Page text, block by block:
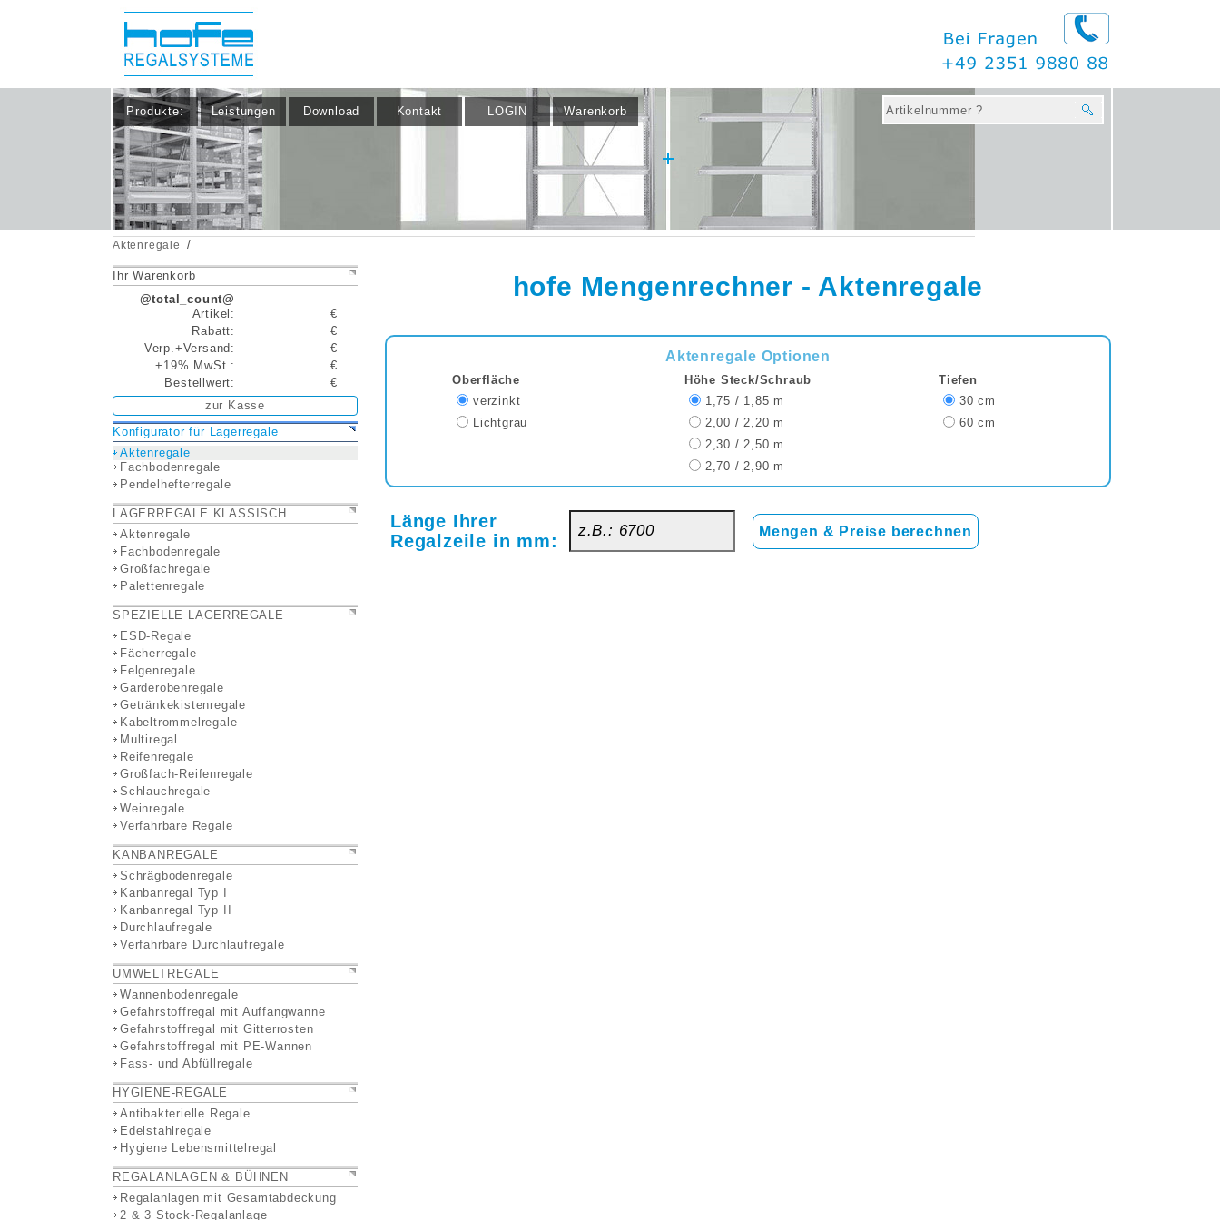
Produkte: Leistungen Download Kontakt LOGIN Warenkorb
Aktenregale /
Ihr Warenkorb
@total_count@
Artikel:
€
Rabatt:
€
Verp.+Versand:
€
+19% MwSt.:
€
Bestellwert:
€
zur Kasse
Konfigurator für Lagerregale
Aktenregale
Fachbodenregale
Pendelhefterregale
LAGERREGALE KLASSISCH
Aktenregale
Fachbodenregale
Großfachregale
Palettenregale
SPEZIELLE LAGERREGALE
ESD-Regale
Fächerregale
Felgenregale
Garderobenregale
Getränkekistenregale
Kabeltrommelregale
Multiregal
Reifenregale
Großfach-Reifenregale
Schlauchregale
Weinregale
Verfahrbare Regale
KANBANREGALE
Schrägbodenregale
Kanbanregal Typ I
Kanbanregal Typ II
Durchlaufregale
Verfahrbare Durchlaufregale
UMWELTREGALE
Wannenbodenregale
Gefahrstoffregal mit Auffangwanne
Gefahrstoffregal mit Gitterrosten
Gefahrstoffregal mit PE-Wannen
Fass- und Abfüllregale
HYGIENE-REGALE
Antibakterielle Regale
Edelstahlregale
Hygiene Lebensmittelregal
REGALANLAGEN & BÜHNEN
Regalanlagen mit Gesamtabdeckung
2 & 3 Stock-Regalanlage
hofe Mengenrechner - Aktenregale
Aktenregale Optionen
Oberfläche
verzinkt
Lichtgrau
Höhe Steck/Schraub
1,75 / 1,85 m
2,00 / 2,20 m
2,30 / 2,50 m
2,70 / 2,90 m
Tiefen
30 cm
60 cm
Länge Ihrer
Regalzeile in mm:
Mengen & Preise berechnen